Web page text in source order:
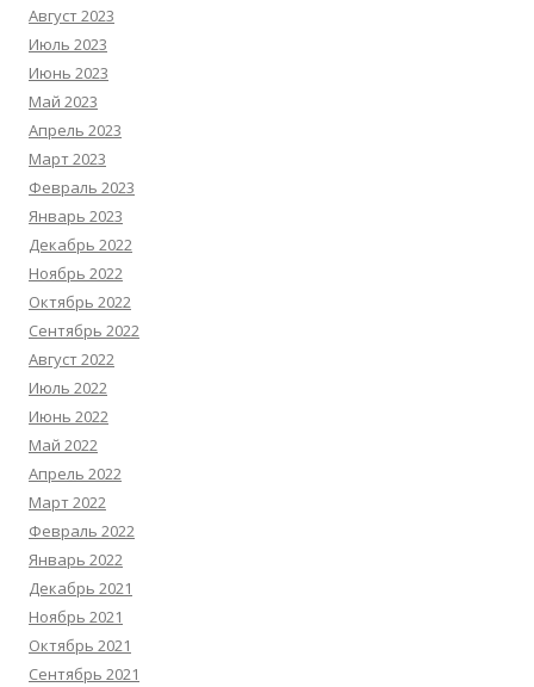
Август 2023
Июль 2023
Июнь 2023
Май 2023
Апрель 2023
Март 2023
Февраль 2023
Январь 2023
Декабрь 2022
Ноябрь 2022
Октябрь 2022
Сентябрь 2022
Август 2022
Июль 2022
Июнь 2022
Май 2022
Апрель 2022
Март 2022
Февраль 2022
Январь 2022
Декабрь 2021
Ноябрь 2021
Октябрь 2021
Сентябрь 2021